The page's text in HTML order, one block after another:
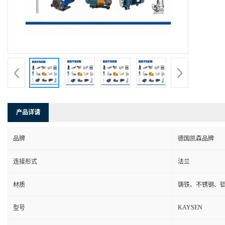
产品详请
品牌 德国凯森品牌
连接形式 法兰
材质 铸铁、不锈钢、
型号 KAYSEN